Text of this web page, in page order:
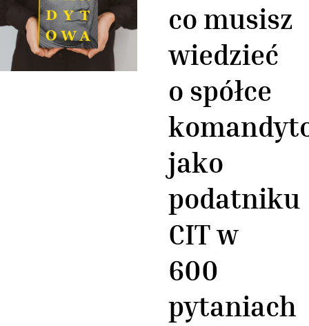
co musisz
wiedzieć
o spółce
jako
podatniku
CIT w
600
pytaniach